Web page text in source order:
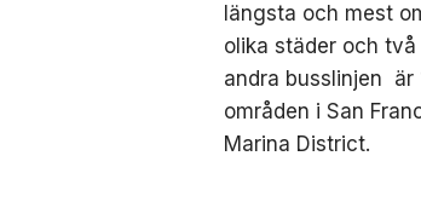
längsta och mest
olika städer och
andra busslinjen är
områden i San
Marina District.